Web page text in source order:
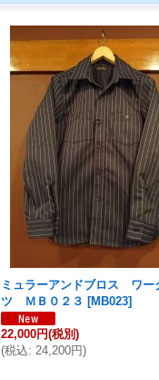
ミュラーアンドブロス ワー
ツ ＭＢ０２３ [MB023]
22,000円(税別)
(税込: 24,200円)